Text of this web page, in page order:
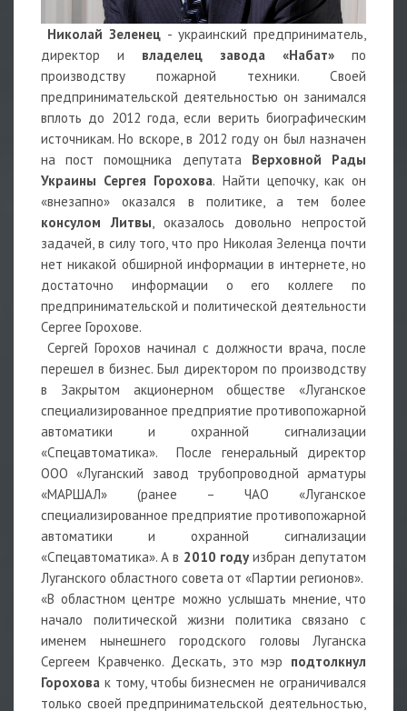
Николай Зеленец - украинский предприниматель,
директор и владелец завода «Набат» по
производству пожарной техники. Своей
предпринимательской деятельностью он занимался
вплоть до 2012 года, если верить биографическим
источникам. Но вскоре, в 2012 году он был назначен
на пост помощника депутата Верховной Рады
Украины Сергея Горохова. Найти цепочку, как он
«внезапно» оказался в политике, а тем более
консулом Литвы, оказалось довольно непростой
задачей, в силу того, что про Николая Зеленца почти
нет никакой обширной информации в интернете, но
достаточно информации о его коллеге по
предпринимательской и политической деятельности
Сергее Горохове.
Сергей Горохов начинал с должности врача, после
перешел в бизнес. Был директором по производству
в Закрытом акционерном обществе «Луганское
специализированное предприятие противопожарной
автоматики и охранной сигнализации
«Спецавтоматика». После генеральный директор
ООО «Луганский завод трубопроводной арматуры
«МАРШАЛ» (ранее – ЧАО «Луганское
специализированное предприятие противопожарной
автоматики и охранной сигнализации
«Спецавтоматика». А в 2010 годуизбран депутатом
Луганского областного совета от «Партии регионов».
«В областном центре можно услышать мнение, что
начало политической жизни политика связано с
именем нынешнего городского головы Луганска
Сергеем Кравченко. Дескать, это мэр подтолкнул
Горохова к тому, чтобы бизнесмен не ограничивался
только своей предпринимательской деятельностью,